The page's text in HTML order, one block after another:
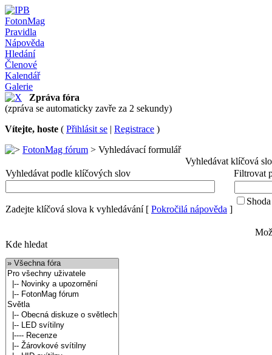
FotonMag
Pravidla
Nápověda
Hledání
Členové
Kalendář
Galerie
Zpráva fóra
(zpráva se automaticky zavře za 2 sekundy)
Vítejte, hoste ( Přihlásit se | Registrace )
FotonMag fórum > Vyhledávací formulář
Vyhledávat klíčová
Vyhledávat podle klíčových slov
Filtrovat
Zadejte klíčová slova k vyhledávání[ Pokročilá nápověda ]
Kde hledat